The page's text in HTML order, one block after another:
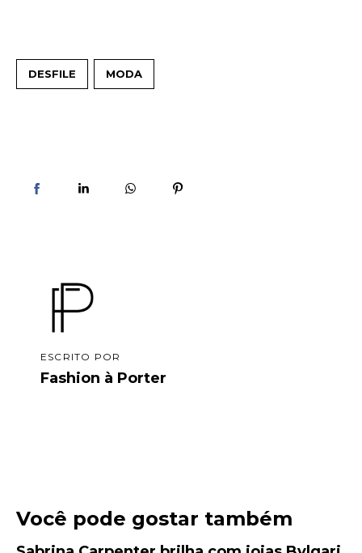
DESFILE MODA
ESCRITO POR
Fashion à Porter
Você pode gostar também